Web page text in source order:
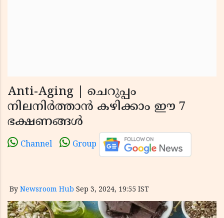
Anti-Aging | ചെറുപ്പം
നിലനിർത്താൻ കഴിക്കാം ഈ 7
ഭക്ഷണങ്ങള്‍
Channel Group
By Newsroom Hub Sep 3, 2024, 19:55 IST